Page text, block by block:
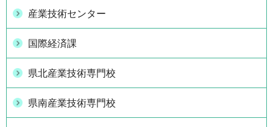
産業技術センター
国際経済課
県北産業技術専門校
県南産業技術専門校